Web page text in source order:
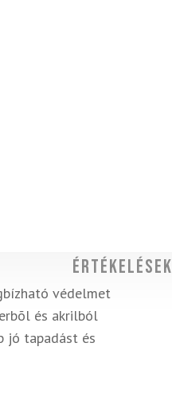
Értékelések
védelmet
és akrilból
jó tapadást és